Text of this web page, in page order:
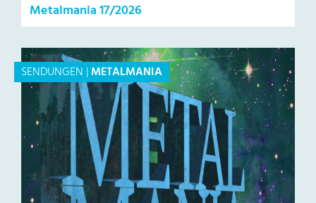
Metalmania 17/2026
SENDUNGEN |METALMANIA